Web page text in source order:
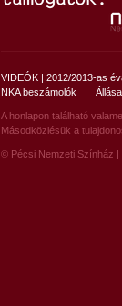
VIDEÓK | 2012/2013-as
NKA beszámolók
A honlapon található
Másodközlésük a
© Pécsi Nemzeti Színház |